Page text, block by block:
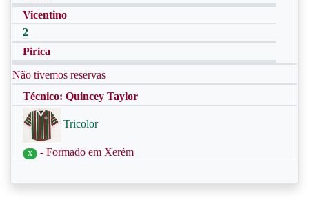
Vicentino
2
Pirica
Não tivemos reservas
Técnico: Quincey Taylor
Tricolor
X - Formado em Xerém